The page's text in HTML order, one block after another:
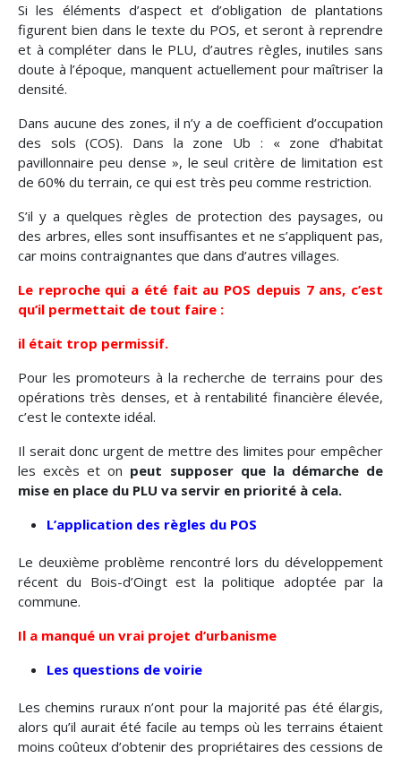
Si les éléments d’aspect et d’obligation de plantations
figurent bien dans le texte du POS, et seront à reprendre
et à compléter dans le PLU, d’autres règles, inutiles sans
doute à l’époque, manquent actuellement pour maîtriser la
densité.
Dans aucune des zones, il n’y a de coefficient d’occupation
des sols (COS). Dans la zone Ub : « zone d’habitat
pavillonnaire peu dense », le seul critère de limitation est
de 60% du terrain, ce qui est très peu comme restriction.
S’il y a quelques règles de protection des paysages, ou
des arbres, elles sont insuffisantes et ne s’appliquent pas,
car moins contraignantes que dans d’autres villages.
Le reproche qui a été fait au POS depuis 7 ans, c’est
qu’il permettait de tout faire :
il était trop permissif.
Pour les promoteurs à la recherche de terrains pour des
opérations très denses, et à rentabilité financière élevée,
c’est le contexte idéal.
Il serait donc urgent de mettre des limites pour empêcher
les excès et on peut supposer que la démarche de
mise en place du PLU va servir en priorité à cela.
L’application des règles du POS
Le deuxième problème rencontré lors du développement
récent du Bois-d’Oingt est la politique adoptée par la
commune.
Il a manqué un vrai projet d’urbanisme
Les questions de voirie
Les chemins ruraux n’ont pour la majorité pas été élargis,
alors qu’il aurait été facile au temps où les terrains étaient
moins coûteux d’obtenir des propriétaires des cessions de